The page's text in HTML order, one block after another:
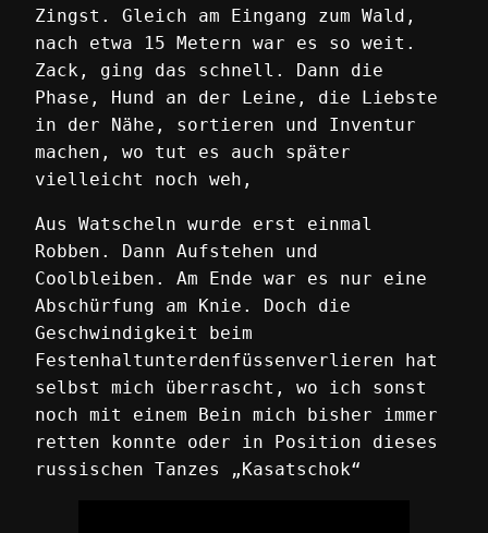
Zingst. Gleich am Eingang zum Wald,
nach etwa 15 Metern war es so weit.
Zack, ging das schnell. Dann die
Phase, Hund an der Leine, die Liebste
in der Nähe, sortieren und Inventur
machen, wo tut es auch später
vielleicht noch weh,
Aus Watscheln wurde erst einmal
Robben. Dann Aufstehen und
Coolbleiben. Am Ende war es nur eine
Abschürfung am Knie. Doch die
Geschwindigkeit beim
Festenhaltunterdenfüssenverlieren hat
selbst mich überrascht, wo ich sonst
noch mit einem Bein mich bisher immer
retten konnte oder in Position dieses
russischen Tanzes „Kasatschok“